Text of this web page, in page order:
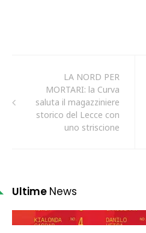
LA NORD PER
MORTARI: la Curva
saluta il magazziniere
storico del Lecce con
uno striscione
Ultime News